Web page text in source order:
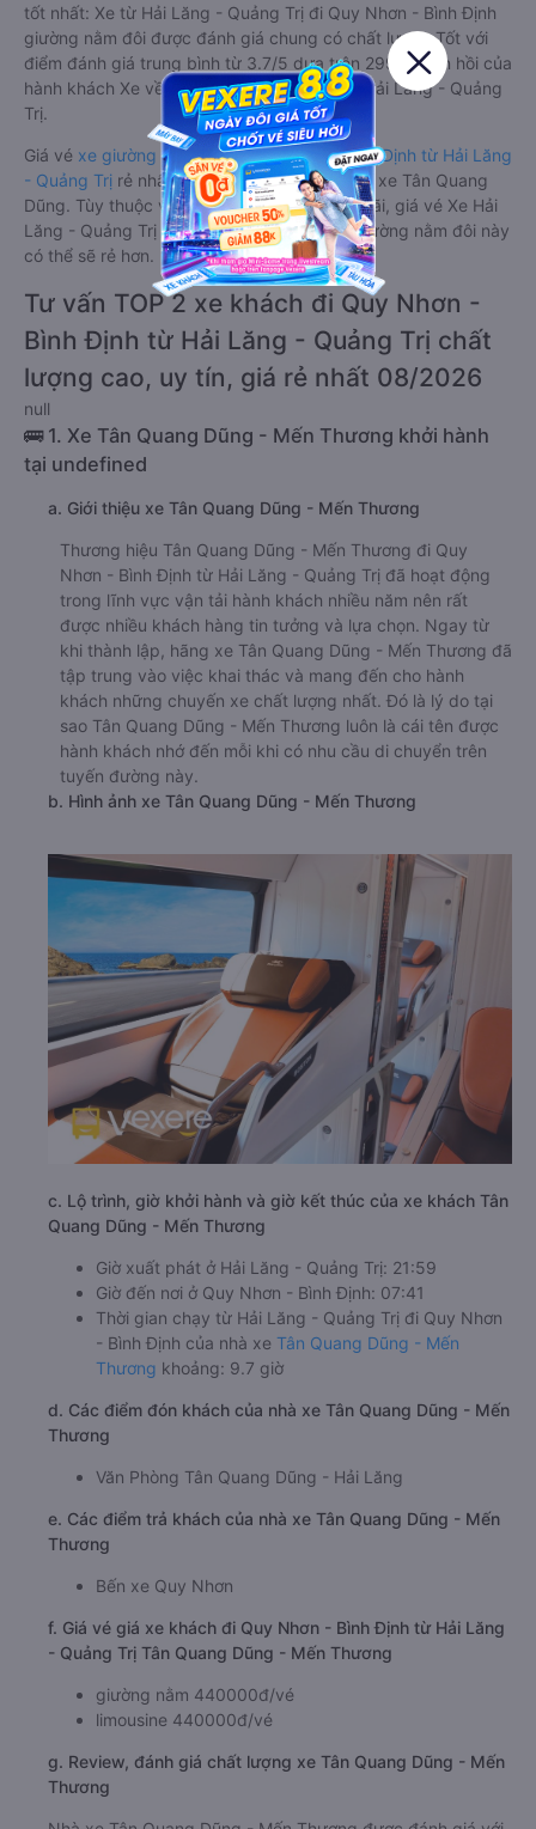
tốt nhất: Xe từ Hải Lăng - Quảng Trị đi Quy Nhơn - Bình Định
giường nằm đôi được đánh giá chung có chất lượng Tốt với
điểm đánh giá trung bình từ 3.7/5 dựa trên 2999 phản hồi của
hành khách Xe về Quy Nhơn - Bình Định từ Hải Lăng - Quảng
Trị.
Giá vé xe giường nằm đôi đi Quy Nhơn - Bình Định từ Hải Lăng
- Quảng Trị rẻ nhất là 450000VND của hãng xe Tân Quang
Dũng. Tùy thuộc vào chương trình khuyến mãi, giá vé Xe Hải
Lăng - Quảng Trị đi Quy Nhơn - Bình Định giường nằm đôi này
có thể sẽ rẻ hơn.
Tư vấn TOP 2 xe khách đi Quy Nhơn -
Bình Định từ Hải Lăng - Quảng Trị chất
lượng cao, uy tín, giá rẻ nhất 08/2026
null
🚌 1. Xe Tân Quang Dũng - Mến Thương khởi hành
tại undefined
a. Giới thiệu xe Tân Quang Dũng - Mến Thương
Thương hiệu Tân Quang Dũng - Mến Thương đi Quy
Nhơn - Bình Định từ Hải Lăng - Quảng Trị đã hoạt động
trong lĩnh vực vận tải hành khách nhiều năm nên rất
được nhiều khách hàng tin tưởng và lựa chọn. Ngay từ
khi thành lập, hãng xe Tân Quang Dũng - Mến Thương đã
tập trung vào việc khai thác và mang đến cho hành
khách những chuyến xe chất lượng nhất. Đó là lý do tại
sao Tân Quang Dũng - Mến Thương luôn là cái tên được
hành khách nhớ đến mỗi khi có nhu cầu di chuyển trên
tuyến đường này.
b. Hình ảnh xe Tân Quang Dũng - Mến Thương
c. Lộ trình, giờ khởi hành và giờ kết thúc của xe khách Tân
Quang Dũng - Mến Thương
Giờ xuất phát ở Hải Lăng - Quảng Trị: 21:59
Giờ đến nơi ở Quy Nhơn - Bình Định: 07:41
Thời gian chạy từ Hải Lăng - Quảng Trị đi Quy Nhơn
- Bình Định của nhà xe Tân Quang Dũng - Mến
Thương khoảng: 9.7 giờ
d. Các điểm đón khách của nhà xe Tân Quang Dũng - Mến
Thương
Văn Phòng Tân Quang Dũng - Hải Lăng
e. Các điểm trả khách của nhà xe Tân Quang Dũng - Mến
Thương
Bến xe Quy Nhơn
f. Giá vé giá xe khách đi Quy Nhơn - Bình Định từ Hải Lăng
- Quảng Trị Tân Quang Dũng - Mến Thương
giường nằm 440000đ/vé
limousine 440000đ/vé
g. Review, đánh giá chất lượng xe Tân Quang Dũng - Mến
Thương